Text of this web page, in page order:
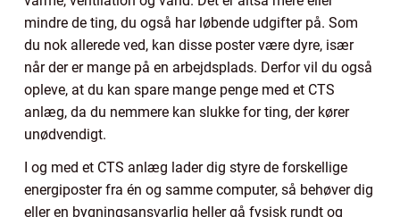
mindre de ting, du også har løbende udgifter på. Som
du nok allerede ved, kan disse poster være dyre, især
når der er mange på en arbejdsplads. Derfor vil du også
opleve, at du kan spare mange penge med et CTS
anlæg, da du nemmere kan slukke for ting, der kører
unødvendigt.
I og med et CTS anlæg lader dig styre de forskellige
energiposter fra én og samme computer, så behøver dig
eller en bygningsansvarlig heller gå fysisk rundt og